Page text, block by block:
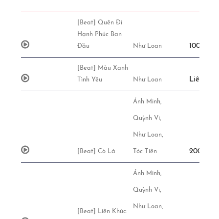
[Beat] Quên Đi
Hạnh Phúc Ban
Đầu
Như Loan
[Beat] Màu Xanh
Tình Yêu
Như Loan Liên Hệ
[Beat] Cò Lả
Ánh Minh,
Quỳnh Vi,
Như Loan,
Tóc Tiên
[Beat] Liên Khúc:
Ánh Minh,
Quỳnh Vi,
Như Loan,